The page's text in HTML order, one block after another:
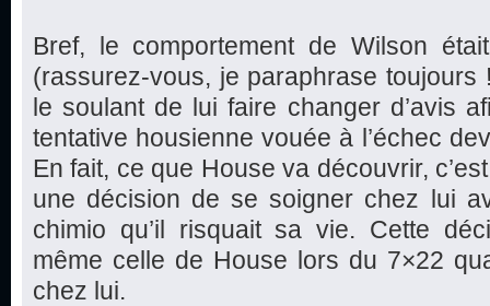
Bref, le comportement de Wilson
(rassurez-vous, je paraphrase
le soulant de lui faire changer d’avis
tentative housienne vouée à l’échec
En fait, ce que House va découvrir,
une décision de se soigner chez lui
chimio qu’il risquait sa vie. Cette
même celle de House lors du 7×22
chez lui.